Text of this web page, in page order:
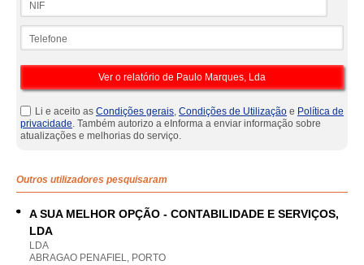
Li e aceito as Condições gerais, Condições de Utilização e Política de
privacidade. Também autorizo a eInforma a enviar informação sobre
atualizações e melhorias do serviço.
Outros utilizadores pesquisaram
A SUA MELHOR OPÇÃO - CONTABILIDADE E SERVIÇOS,
LDA
LDA
ABRAGAO PENAFIEL, PORTO